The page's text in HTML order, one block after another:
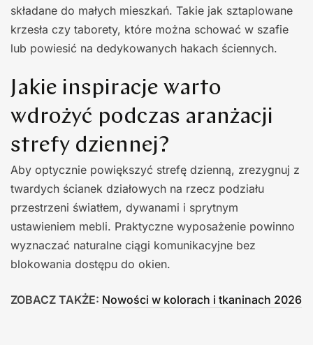
składane do małych mieszkań. Takie jak sztaplowane
krzesła czy taborety, które można schować w szafie
lub powiesić na dedykowanych hakach ściennych.
Jakie inspiracje warto
wdrożyć podczas aranżacji
strefy dziennej?
Aby optycznie powiększyć strefę dzienną, zrezygnuj z
twardych ścianek działowych na rzecz podziału
przestrzeni światłem, dywanami i sprytnym
ustawieniem mebli. Praktyczne wyposażenie powinno
wyznaczać naturalne ciągi komunikacyjne bez
blokowania dostępu do okien.
ZOBACZ TAKŻE: Nowości w kolorach i tkaninach 2026